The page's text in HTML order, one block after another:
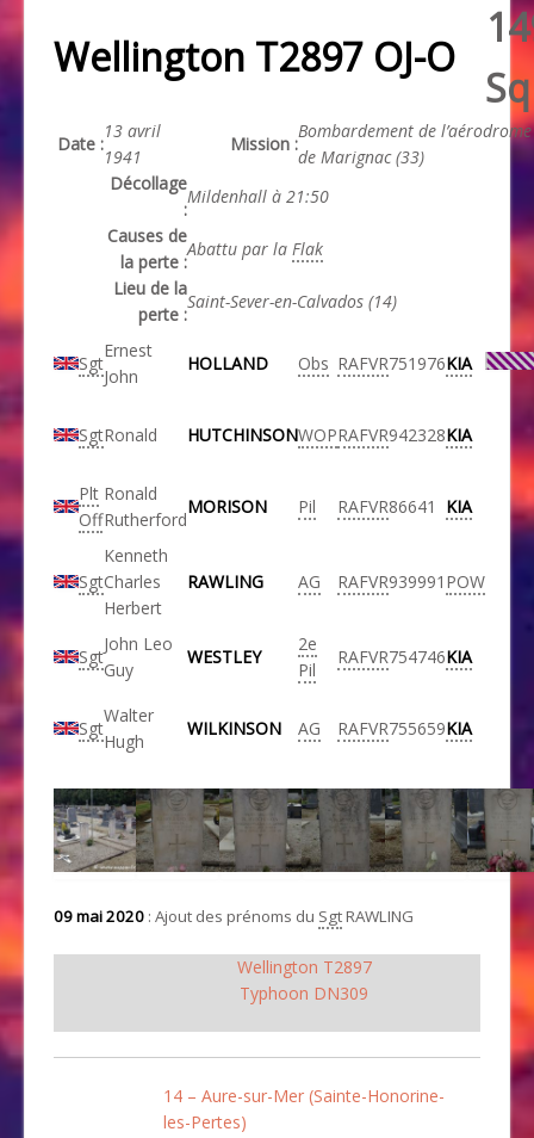
Wellington T2897 OJ-O
Date :
13 avril
1941
Mission :
Bombardement de l’aérodrome
de Marignac (33)
Décollage
:
Mildenhall à 21:50
Causes de
la perte :
Abattu par la Flak
Lieu de la
perte :
Saint-Sever-en-Calvados (14)
Sgt
Ernest
John
HOLLAND Obs RAFVR751976KIA
SgtRonald HUTCHINSONWOPRAFVR942328KIA
Plt
Off
Ronald
Rutherford
MORISON Pil RAFVR86641 KIA
Sgt
Kenneth
Charles
Herbert
RAWLING AG RAFVR939991 POW
Sgt
John Leo
Guy
WESTLEY
2e
Pil
RAFVR754746KIA
Sgt
Walter
Hugh
WILKINSON AG RAFVR755659KIA
09 mai 2020 : Ajout des prénoms du SgtRAWLING
Wellington T2897
Typhoon DN309
14 – Aure-sur-Mer (Sainte-Honorine-
les-Pertes)